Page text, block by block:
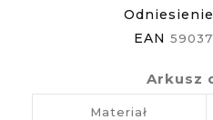
Odniesienie
EAN
Arkusz
Materiał